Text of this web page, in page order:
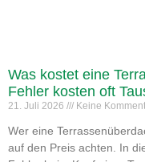
Was kostet eine
Fehler kosten oft
21. Juli 2026 Keine
Wer eine
auf den Preis achten. In